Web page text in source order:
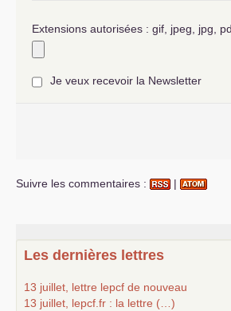
Extensions autorisées : gif, jpeg, jpg,
Je veux recevoir la Newsletter
Suivre les commentaires : |
Les dernières lettres
13 juillet, lettre lepcf de nouveau
13 juillet, lepcf.fr : la lettre (…)